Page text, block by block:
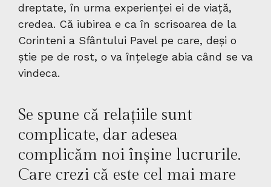
dreptate, în urma experienței ei de viață,
credea. Că iubirea e ca în scrisoarea de la
Corinteni a Sfântului Pavel pe care, deși o
știe pe de rost, o va înțelege abia când se va
vindeca.
Se spune că relațiile sunt
complicate, dar adesea
complicăm noi înșine lucrurile.
Care crezi că este cel mai mare